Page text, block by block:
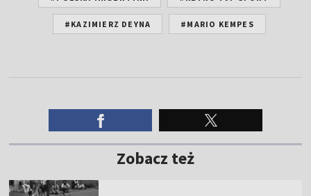
#KAZIMIERZ DEYNA #MARIO KEMPES
Zobacz też